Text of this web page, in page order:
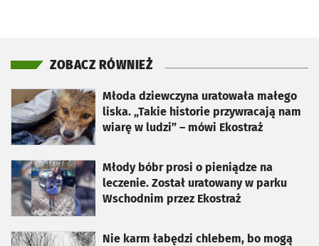
ZOBACZ RÓWNIEŻ
Młoda dziewczyna uratowała małego
liska. „Takie historie przywracają nam
wiarę w ludzi” – mówi Ekostraż
otworzy się w nowej karcie
Młody bóbr prosi o pieniądze na
leczenie. Został uratowany w parku
Wschodnim przez Ekostraż
otworzy się w nowej karcie
Nie karm łabędzi chlebem, bo mogą
otworzy się w nowej karcie